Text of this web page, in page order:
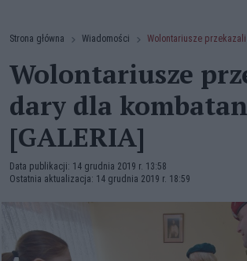
Strona główna Wiadomości Wolontariusze
Wolontariusze
dary dla
[GALERIA]
Data publikacji: 14 grudnia 2019 r. 13:58
Ostatnia aktualizacja: 14 grudnia 2019 r. 18:59